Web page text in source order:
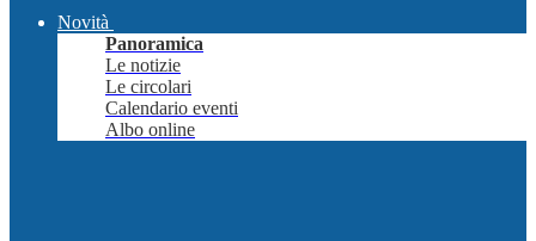
Novità
Panoramica
Le notizie
Le circolari
Calendario eventi
Albo online